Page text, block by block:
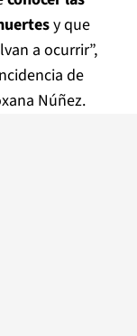
y que
a ocurrir”,
de
Núñez.